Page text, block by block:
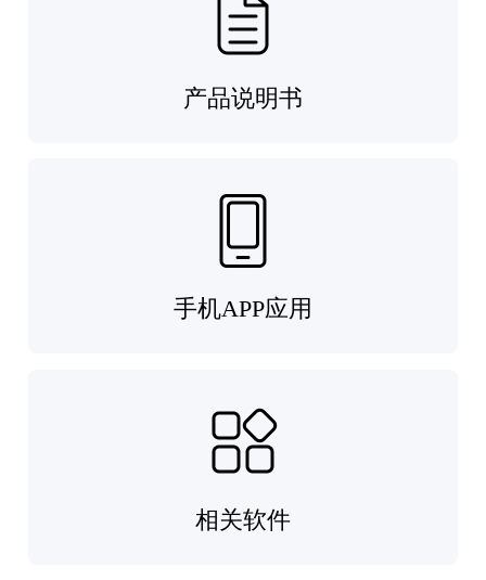
产品说明书
手机APP应用
相关软件